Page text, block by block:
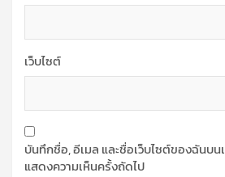
เว็บไซต์
บันทึกชื่อ, อีเมล และชื่อเว็บไซต์ของฉันบน
แสดงความเห็นครั้งถัดไป